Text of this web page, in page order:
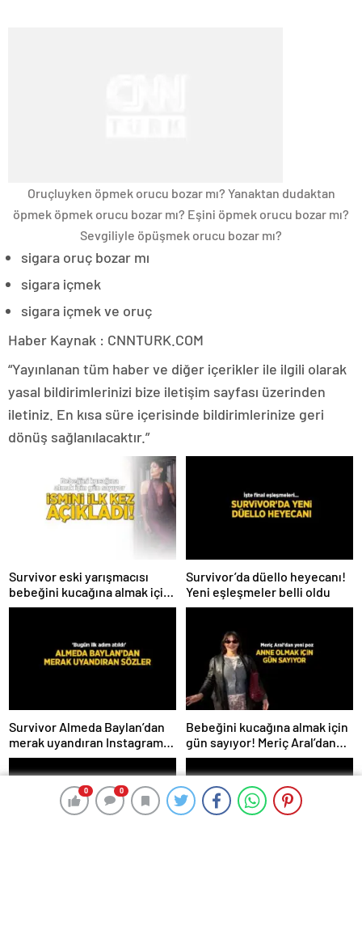
0 0
0 0
Oruçluyken öpmek orucu bozar mı? Yanaktan dudaktan
öpmek öpmek orucu bozar mı? Eşini öpmek orucu bozar mı?
Sevgiliyle öpüşmek orucu bozar mı?
sigara oruç bozar mı
sigara içmek
sigara içmek ve oruç
Haber Kaynak : CNNTURK.COM
“Yayınlanan tüm haber ve diğer içerikler ile ilgili olarak
yasal bildirimlerinizi bize iletişim sayfası üzerinden
iletiniz. En kısa süre içerisinde bildirimlerinize geri
dönüş sağlanılacaktır.”
Survivor eski yarışmacısı
bebeğini kucağına almak için
gün sayıyor! İsmini ilk kez
Survivor’da düello heyecanı!
Yeni eşleşmeler belli oldu
Survivor Almeda Baylan’dan
merak uyandıran Instagram
paylaşımı! ‘Bugün ilk adım
atıldı’
Bebeğini kucağına almak için
gün sayıyor! Meriç Aral’dan
yeni poz